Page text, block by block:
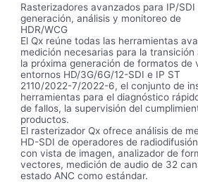
Rasterizadores avanzados para IP/
generación, análisis y monitoreo de
HDR/WCG
El Qx reúne todas las herramientas
medición necesarias para la transición
la próxima generación de formatos de
entornos HD/3G/6G/12-SDI e IP ST
2110/2022-7/2022-6, el conjunto de
herramientas para el diagnóstico
de fallos, la supervisión del
productos.
El rasterizador Qx ofrece análisis de
HD-SDI de operadores de
con vista de imagen, analizador de
vectores, medición de audio de 32
estado ANC como estándar.